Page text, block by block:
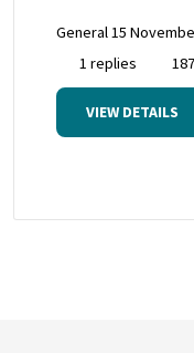
General15
1 replies
VIEW DETAILS